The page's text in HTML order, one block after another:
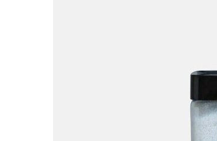
Éclairage
Herstera Fire
Tableaux noirs